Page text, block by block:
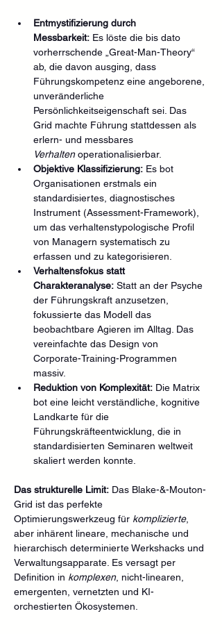
Entmystifizierung durch
Messbarkeit: Es löste die bis dato
vorherrschende „Great-Man-Theory“
ab, die davon ausging, dass
Führungskompetenz eine angeborene,
unveränderliche
Persönlichkeitseigenschaft sei. Das
Grid machte Führung stattdessen als
erlern- und messbares
Verhalten operationalisierbar.
Objektive Klassifizierung: Es bot
Organisationen erstmals ein
standardisiertes, diagnostisches
Instrument (Assessment-Framework),
um das verhaltenstypologische Profil
von Managern systematisch zu
erfassen und zu kategorisieren.
Verhaltensfokus statt
Charakteranalyse: Statt an der Psyche
der Führungskraft anzusetzen,
fokussierte das Modell das
beobachtbare Agieren im Alltag. Das
vereinfachte das Design von
Corporate-Training-Programmen
massiv.
Reduktion von Komplexität: Die Matrix
bot eine leicht verständliche, kognitive
Landkarte für die
Führungskräfteentwicklung, die in
standardisierten Seminaren weltweit
skaliert werden konnte.
Das strukturelle Limit: Das Blake-&-Mouton-
Grid ist das perfekte
Optimierungswerkzeug für komplizierte,
aber inhärent lineare, mechanische und
hierarchisch determinierte Werkshacks und
Verwaltungsapparate. Es versagt per
Definition in komplexen, nicht-linearen,
emergenten, vernetzten und KI-
orchestierten Ökosystemen.